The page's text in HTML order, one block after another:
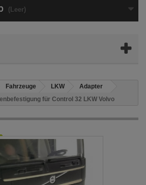
(Leer)
Fahrzeuge LKW
Adapter
für Control 32 LKW Volvo